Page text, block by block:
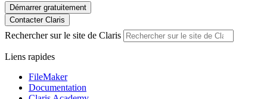
Démarrer gratuitement
Contacter Claris
Rechercher sur le site de Claris
Liens rapides
FileMaker
Documentation